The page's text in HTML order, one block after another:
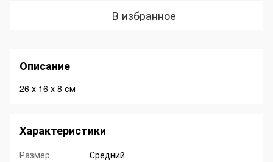
В избранное
Описание
26 х 16 х 8 см
Характеристики
Размер
Средний